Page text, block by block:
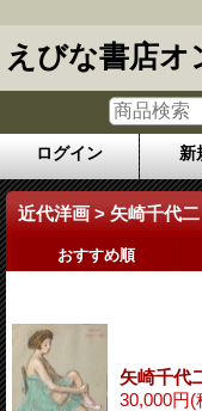
えびな書店
ログイン 新
近代洋画 > 矢崎千代二
おすすめ順
矢崎千代
30,000円(